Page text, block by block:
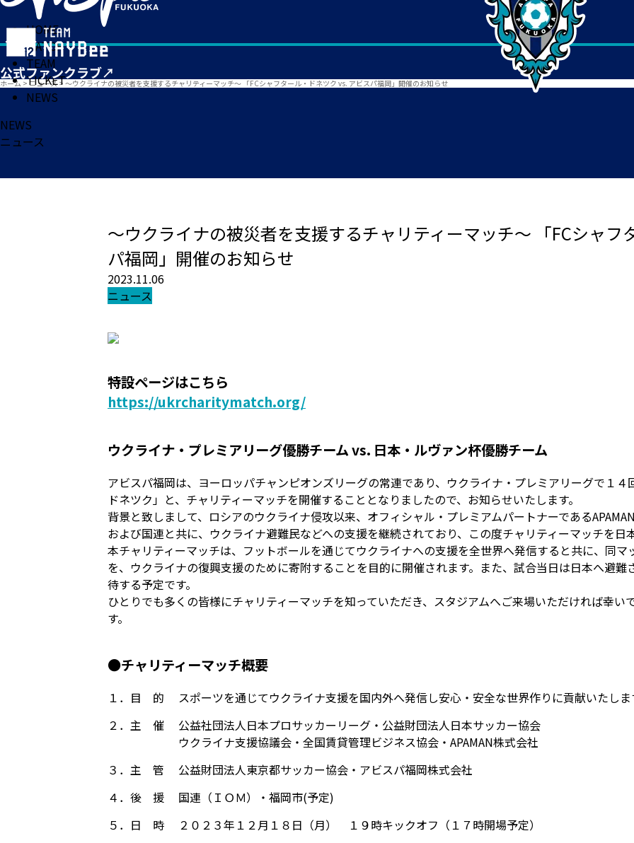
HOME
MATCH
TEAM
TICKET
NEWS
ホーム > ニュース> ～ウクライナの被災者を支援するチャリティーマッチ～ 「FCシャフタール・ドネツク vs. アビスパ福岡」開催のお知らせ
NEWS
ニュース
～ウクライナの被災者を支援するチャリティーマッチ～ 「FCシャフ
パ福岡」開催のお知らせ
2023.11.06
ニュース
特設ページはこちら
https://ukrcharitymatch.org/
ウクライナ・プレミアリーグ優勝チーム vs. 日本・ルヴァン杯優勝チーム
アビスパ福岡は、ヨーロッパチャンピオンズリーグの常連であり、ウクライナ・プレミアリーグで１
ドネツク」と、チャリティーマッチを開催することとなりましたので、お知らせいたします。
背景と致しまして、ロシアのウクライナ侵攻以来、オフィシャル・プレミアムパートナーである
および国連と共に、ウクライナ避難民などへの支援を継続されており、この度チャリティーマッチを日
本チャリティーマッチは、フットボールを通じてウクライナへの支援を全世界へ発信すると共に、同
を、ウクライナの復興支援のために寄附することを目的に開催されます。また、試合当日は日本へ避
待する予定です。
ひとりでも多くの皆様にチャリティーマッチを知っていただき、スタジアムへご来場いただければ幸い
す。
●チャリティーマッチ概要
１．目 的
スポーツを通じてウクライナ支援を国内外へ発信し安心・安全な世界作りに貢献いたし
２．主 催
公益社団法人日本プロサッカーリーグ・公益財団法人日本サッカー協会
ウクライナ支援協議会・全国賃貸管理ビジネス協会・APAMAN株式会社
３．主 管
公益財団法人東京都サッカー協会・アビスパ福岡株式会社
４．後 援
国連（ＩＯＭ）・福岡市(予定)
５．日 時
２０２３年１２月１８日（月） １９時キックオフ（１７時開場予定）